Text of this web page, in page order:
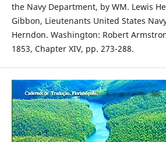
the Navy Department, by WM. Lewis
Gibbon, Lieutenants United States
Herndon. Washington: Robert
1853, Chapter XIV, pp. 273-288.